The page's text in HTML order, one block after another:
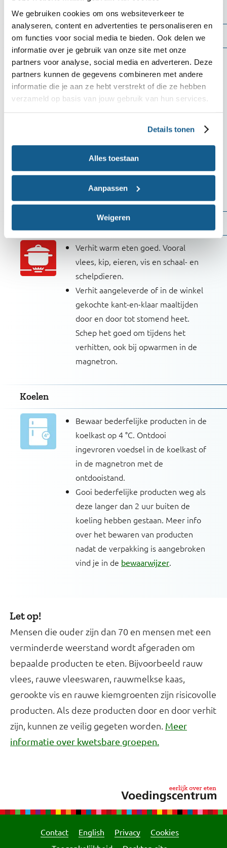
We gebruiken cookies om ons websiteverkeer te
analyseren, content en advertenties te personaliseren en
om functies voor social media te bieden. Ook delen we
informatie over je gebruik van onze site met onze
partners voor analyse, social media en adverteren. Deze
partners kunnen de gegevens combineren met andere
informatie die je aan ze hebt verstrekt of die ze hebben
verzameld op basis van jouw gebruik van hun services.
Details tonen
Alles toestaan
Aanpassen
Weigeren
Scheiden
Zorg dat klaargemaakt eten niet in
contact komt met producten die
nog rauw zijn, zoals vlees en vis.
Gebruik keukengerei (zoals
snijplanken, messen of spatels), dat
in aanraking is geweest met rauw
vlees of vis, niet meer voor andere
producten. Of was het keukengerei
tussendoor af met heet water en
afwasmiddel.
Verhit warm eten goed. Vooral
vlees, kip, eieren, vis en schaal- en
schelpdieren.
Verhit aangeleverde of in de winkel
gekochte kant-en-klaar maaltijden
door en door tot stomend heet.
Schep het goed om tijdens het
verhitten, ook bij opwarmen in de
magnetron.
Koelen
Bewaar bederfelijke producten in de
koelkast op 4 °C. Ontdooi
ingevroren voedsel in de koelkast of
in de magnetron met de
ontdooistand.
Gooi bederfelijke producten weg als
deze langer dan 2 uur buiten de
koeling hebben gestaan. Meer info
over het bewaren van producten
nadat de verpakking is aangebroken
vind je in de bewaarwijzer.
Let op!
Mensen die ouder zijn dan 70 en mensen met een
verminderde weerstand wordt afgeraden om
bepaalde producten te eten. Bijvoorbeeld rauw
vlees, rauwe vleeswaren, rauwmelkse kaas,
gerookte vis en rauwe kiemgroenten zijn risicovolle
producten. Als deze producten door en door verhit
zijn, kunnen ze veilig gegeten worden. Meer
informatie over kwetsbare groepen.
Contact English Privacy
Cookies